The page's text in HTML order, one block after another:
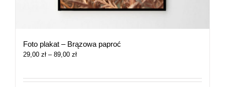
Foto plakat – Brązowa paproć
29,00 zł – 89,00 złZakres
29,00 zł